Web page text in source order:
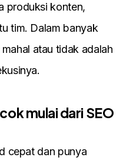
produksi konten,
tim. Dalam banyak
atau tidak adalah
mulai dari SEO
cepat dan punya